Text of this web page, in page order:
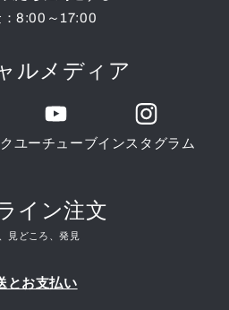
：8:00～17:00
ルメディア
ユーチューブインスタグラム
イン注文
見どころ、発見
とお支払い